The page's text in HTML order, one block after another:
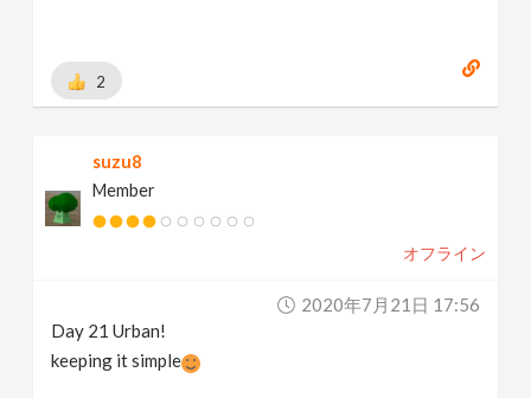
2
suzu8
Member
オフライン
2020年7月21日 17:56
Day 21 Urban!
keeping it simple